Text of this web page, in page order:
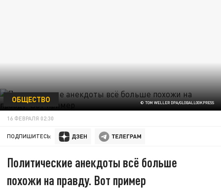
© TOM WELLER DPA/GLOBALLOOKPRESS
ОБЩЕСТВО
16 ФЕВРАЛЯ 02:30
ПОДПИШИТЕСЬ:
Политические анекдоты всё больше
похожи на правду. Вот пример